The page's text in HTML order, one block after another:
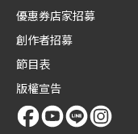
優惠券店家招募
創作者招募
節目表
版權宣告